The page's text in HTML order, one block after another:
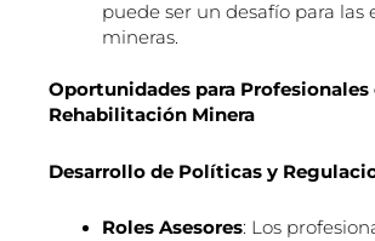
puede ser un desafío para las
mineras.
Oportunidades para Profesionales
Rehabilitación Minera
Desarrollo de Políticas y
Roles Asesores: Los